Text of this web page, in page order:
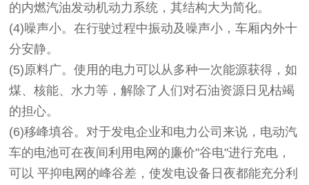
的内燃汽油发动机动力系统，其结构大为简化。
(4)噪声小。在行驶过程中振动及噪声小，车厢内外十
分安静。
(5)原料广。使用的电力可以从多种一次能源获得，如
煤、核能、水力等，解除了人们对石油资源日见枯竭
的担心。
(6)移峰填谷。对于发电企业和电力公司来说，电动汽
车的电池可在夜间利用电网的廉价"谷电"进行充电，
可以 平抑电网的峰谷差，使发电设备日夜都能充分利